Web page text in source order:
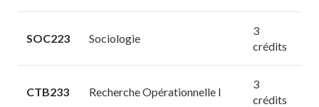
SOC223 Sociologie
3
crédits
CTB233 Recherche Opérationnelle I
3
crédits